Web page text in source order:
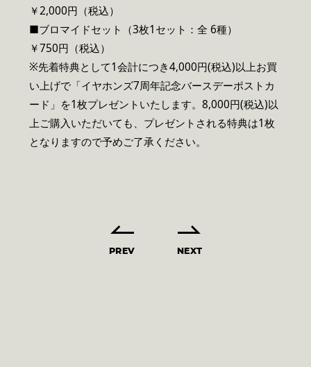
￥2,000円（税込）
■ブロマイドセット（3枚1セット：全 6種）
￥750円（税込）
※先着特典として1会計につき4,000円(税込)以上お買
い上げで「イヤホンズ7周年記念バースデーポストカ
ード」を1枚プレゼントいたします。8,000円(税込)以
上ご購入いただいても、プレゼントされる特典は1枚
となりますので予めご了承ください。
PREV NEXT